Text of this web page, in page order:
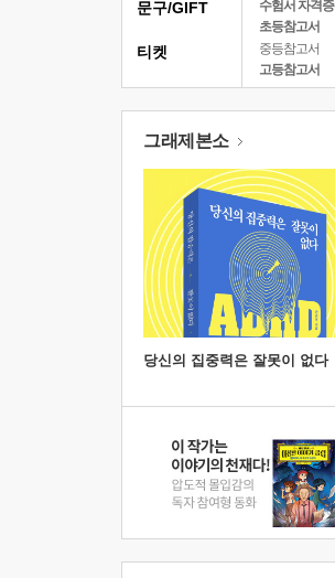
수험서 자격증
초등참고서
중등참고서
고등참고서
문구/GIFT
티켓
그래제본소
당신의 집중력은 잘못이 없다